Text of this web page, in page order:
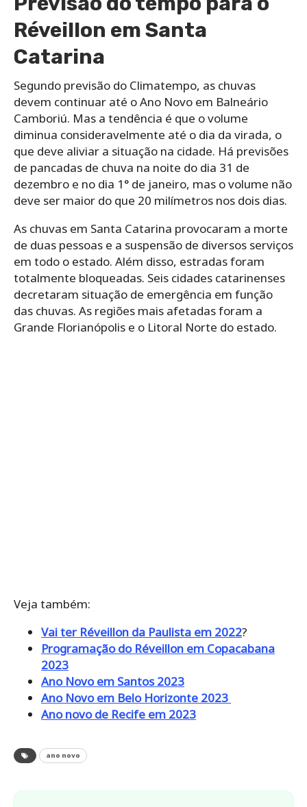
Réveillon em Santa
Catarina
Segundo previsão do Climatempo, as chuvas
devem continuar até o Ano Novo em Balneário
Camboriú. Mas a tendência é que o volume
diminua consideravelmente até o dia da virada, o
que deve aliviar a situação na cidade. Há previsões
de pancadas de chuva na noite do dia 31 de
dezembro e no dia 1° de janeiro, mas o volume não
deve ser maior do que 20 milímetros nos dois dias.
As chuvas em Santa Catarina provocaram a morte
de duas pessoas e a suspensão de diversos serviços
em todo o estado. Além disso, estradas foram
totalmente bloqueadas. Seis cidades catarinenses
decretaram situação de emergência em função
das chuvas. As regiões mais afetadas foram a
Grande Florianópolis e o Litoral Norte do estado.
Veja também:
Vai ter Réveillon da Paulista em 2022?
Programação do Réveillon em Copacabana
2023
Ano Novo em Santos 2023
Ano Novo em Belo Horizonte 2023
Ano novo de Recife em 2023
ano novo